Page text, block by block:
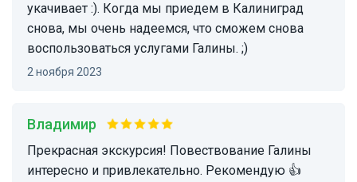
укачивает :). Когда мы приедем в Калиниград
снова, мы очень надеемся, что сможем снова
воспользоваться услугами Галины. ;)
2 ноября 2023
Владимир
Прекрасная экскурсия! Повествование Галины
интересно и привлекательно. Рекомендую 👍